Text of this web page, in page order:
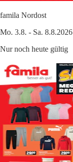
famila Nordost
Mo. 3.8. - Sa. 8.8.2026
Nur noch heute gültig